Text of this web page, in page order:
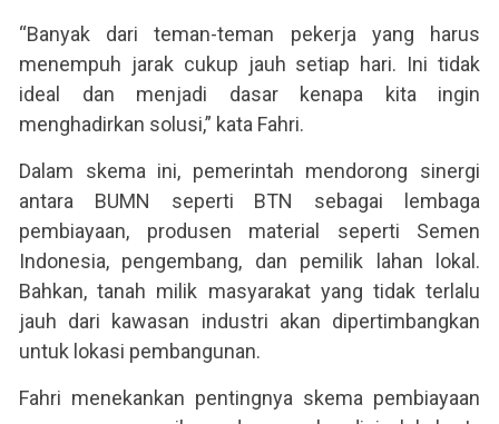
“Banyak dari teman-teman pekerja yang harus
menempuh jarak cukup jauh setiap hari. Ini tidak
ideal dan menjadi dasar kenapa kita ingin
menghadirkan solusi,” kata Fahri.
Dalam skema ini, pemerintah mendorong sinergi
antara BUMN seperti BTN sebagai lembaga
pembiayaan, produsen material seperti Semen
Indonesia, pengembang, dan pemilik lahan lokal.
Bahkan, tanah milik masyarakat yang tidak terlalu
jauh dari kawasan industri akan dipertimbangkan
untuk lokasi pembangunan.
Fahri menekankan pentingnya skema pembiayaan